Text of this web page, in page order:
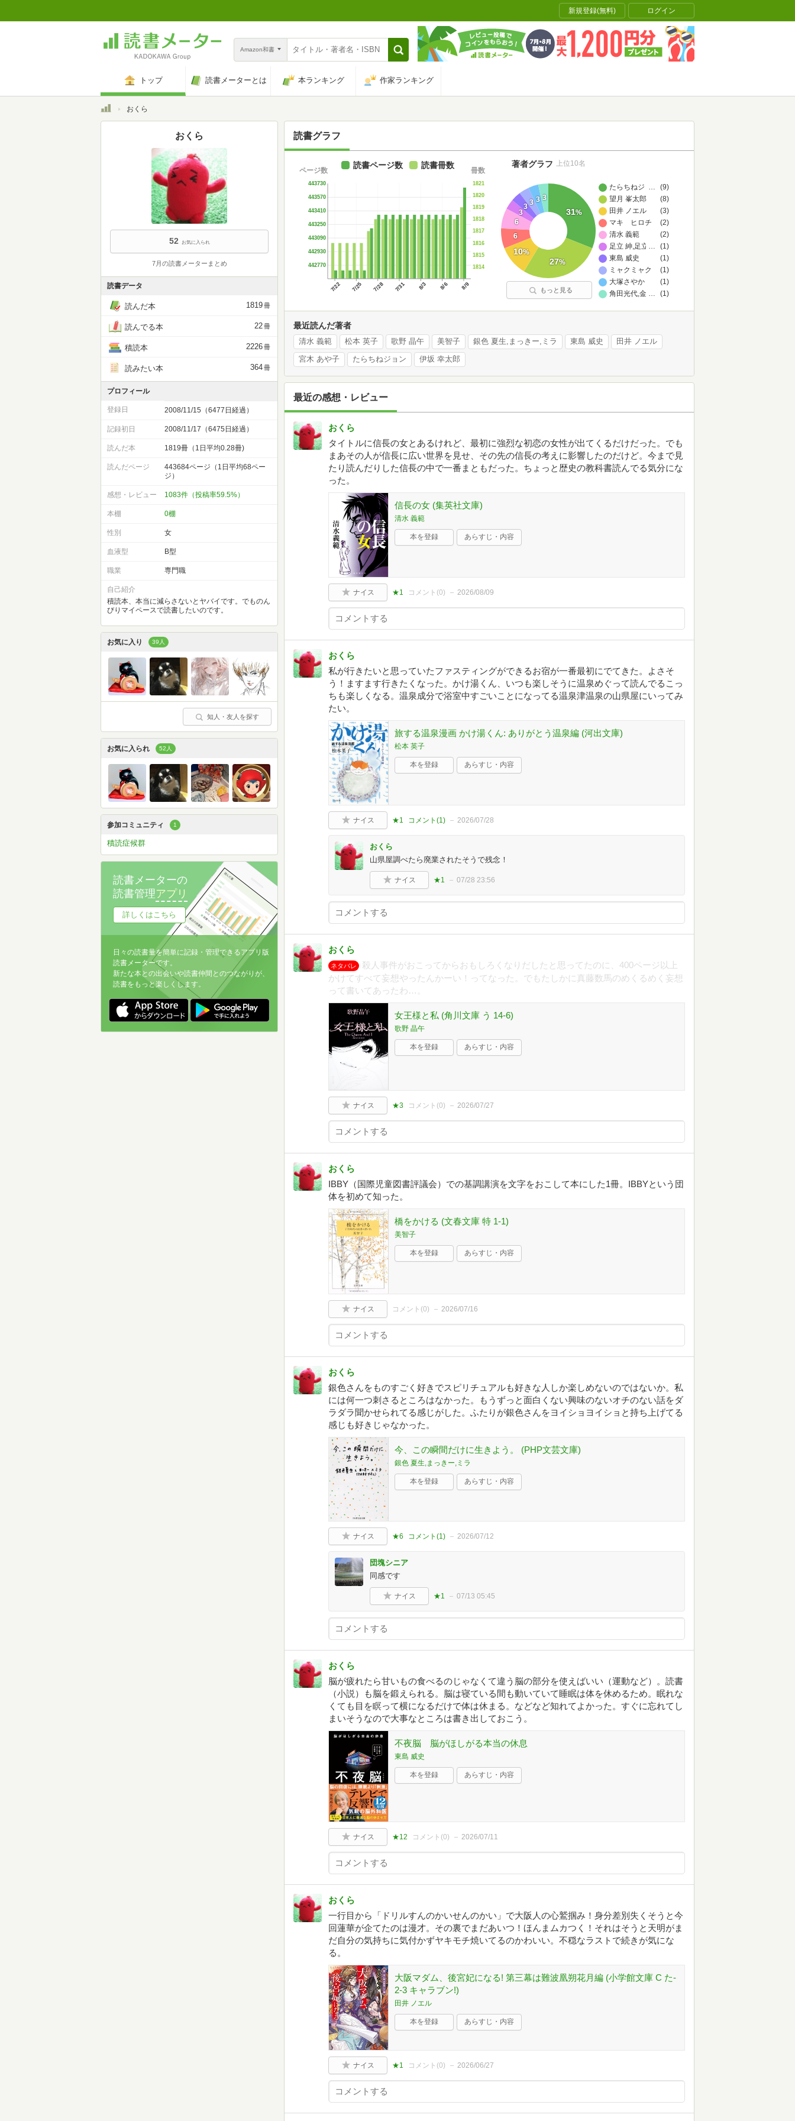
新規登録(無料) ログイン
Amazon和書
トップ 読書メーターとは 本ランキング 作家ランキング
トップおくら
読書グラフ
7/22 7/25 7/28 7/31 8/3 8/6 8/9
442770
442930
443090
443250
443410
443570
443730
ページ数
1814
1815
1816
1817
1818
1819
1820
1821
冊数
読書ページ数 読書冊数
たらちねジョン (9)
…
望月 峯太郎
(8)
田井 ノエル
(3)
マキ ヒロチ
(2)
清水 義範
(2)
足立 紳,足立 晃子(1)
…
東島 威史
(1)
ミャクミャク
(1)
大塚さやか
(1)
角田光代,金坂清則,川田正和,倉本一宏,香日ゆら,酒井順子
(1)
…
31%
27%
10%
6
6
3
3
3 3 3
著者グラフ 上位10名
もっと見る
最近読んだ著者
清水 義範 松本 英子 歌野 晶午 美智子 銀色 夏生,まっきー,ミラ 東島 威史 田井 ノエル
宮木 あや子 たらちねジョン 伊坂 幸太郎
最近の感想・レビュー
おくら
タイトルに信長の女とあるけれど、最初に強烈な初恋の女性が出てくるだけだった。でも
まあその人が信長に広い世界を見せ、その先の信長の考えに影響したのだけど。今まで見
たり読んだりした信長の中で一番まともだった。ちょっと歴史の教科書読んでる気分にな
った。
信長の女 (集英社文庫)
清水 義範
本を登録 あらすじ・内容
ナイス ★1 コメント(0) 2026/08/09
おくら
私が行きたいと思っていたファスティングができるお宿が一番最初にでてきた。よさそ
う！ますます行きたくなった。かけ湯くん、いつも楽しそうに温泉めぐって読んでるこっ
ちも楽しくなる。温泉成分で浴室中すごいことになってる温泉津温泉の山県屋にいってみ
たい。
旅する温泉漫画 かけ湯くん: ありがとう温泉編 (河出文庫)
松本 英子
本を登録 あらすじ・内容
ナイス ★1 コメント(1) 2026/07/28
おくら
山県屋調べたら廃業されたそうで残念！
ナイス ★1 07/28 23:56
おくら
ネタバレ
殺人事件がおこってからおもしろくなりだしたと思ってたのに、400ページ以上
かけてすべて妄想やったんかーい！ってなった。でもたしかに真藤数馬のめくるめく妄想
って書いてあったわ…。
女王様と私 (角川文庫 う 14-6)
歌野 晶午
本を登録 あらすじ・内容
ナイス ★3 コメント(0) 2026/07/27
おくら
IBBY（国際児童図書評議会）での基調講演を文字をおこして本にした1冊。IBBYという団
体を初めて知った。
橋をかける (文春文庫 特 1-1)
美智子
本を登録 あらすじ・内容
ナイス コメント(0) 2026/07/16
おくら
銀色さんをものすごく好きでスピリチュアルも好きな人しか楽しめないのではないか。私
には何一つ刺さるところはなかった。もうずっと面白くない興味のないオチのない話をダ
ラダラ聞かせられてる感じがした。ふたりが銀色さんをヨイショヨイショと持ち上げてる
感じも好きじゃなかった。
今、この瞬間だけに生きよう。 (PHP文芸文庫)
銀色 夏生,まっきー,ミラ
本を登録 あらすじ・内容
ナイス ★6 コメント(1 ) 2026/07/12
団塊シニア
同感です
ナイス ★1 07/13 05:45
おくら
脳が疲れたら甘いもの食べるのじゃなくて違う脳の部分を使えばいい（運動など）。読書
（小説）も脳を鍛えられる。脳は寝ている間も動いていて睡眠は体を休めるため。眠れな
くても目を瞑って横になるだけで体は休まる。などなど知れてよかった。すぐに忘れてし
まいそうなので大事なところは書き出しておこう。
不夜脳 脳がほしがる本当の休息
東島 威史
本を登録 あらすじ・内容
ナイス ★12 コメント(0) 2026/07/11
おくら
一行目から「ドリルすんのかいせんのかい」で大阪人の心鷲掴み！身分差別失くそうと今
回蓮華が企てたのは漫才。その裏でまだあいつ！ほんまムカつく！それはそうと天明がま
だ自分の気持ちに気付かずヤキモチ焼いてるのかわいい。不穏なラストで続きが気にな
る。
大阪マダム、後宮妃になる! 第三幕は難波凰朔花月編 (小学館文庫 C た-
2-3 キャラブン!)
田井 ノエル
本を登録 あらすじ・内容
ナイス ★1 コメント(0) 2026/06/27
おくら
52 お気に入られ
7月の読書メーターまとめ
読書データ
読んだ本 1819冊
読んでる本 22冊
積読本 2226冊
読みたい本 364冊
プロフィール
登録日 2008/11/15（6477日経過）
記録初日 2008/11/17（6475日経過）
読んだ本 1819冊（1日平均0.28冊)
読んだページ
443684ページ（1日平均68ペー
ジ）
感想・レビュー 1083件（投稿率59.5%）
本棚 0棚
性別 女
血液型 B型
職業 専門職
自己紹介
積読本、本当に減らさないとヤバイです。でものん
びりマイペースで読書したいのです。
お気に入り 39人
知人・友人を探す
お気に入られ 52人
参加コミュニティ 1
積読症候群
読書メーターの
読書管理アプリ
詳しくはこちら
日々の読書量を簡単に記録・管理できるアプリ版
読書メーターです。
新たな本との出会いや読書仲間とのつながりが、
読書をもっと楽しくします。